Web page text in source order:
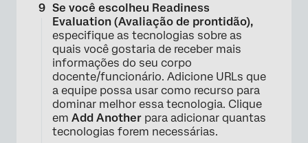
×
Se você escolheu Readiness
Evaluation (Avaliação de prontidão),
especifique as tecnologias sobre as
quais você gostaria de receber mais
informações do seu corpo
docente/funcionário. Adicione URLs que
a equipe possa usar como recurso para
dominar melhor essa tecnologia. Clique
em Add Another para adicionar quantas
tecnologias forem necessárias.